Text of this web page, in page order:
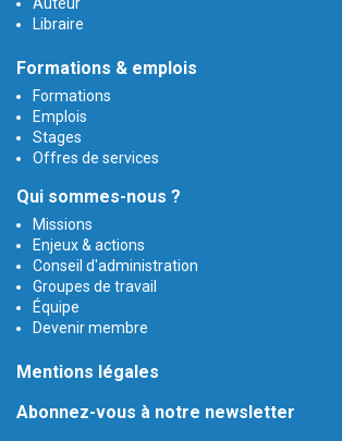
Libraire
Formations & emplois
Formations
Emplois
Stages
Offres de services
Qui sommes-nous ?
Missions
Enjeux & actions
Conseil d'administration
Groupes de travail
Équipe
Devenir membre
Mentions légales
Abonnez-vous à notre newsletter